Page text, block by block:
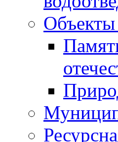
Объекты